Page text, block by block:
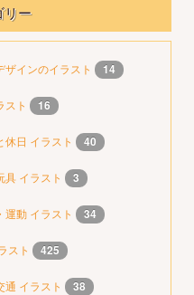
リー
ザインのイラスト 14
スト 16
休日 イラスト 40
具 イラスト 3
運動 イラスト 34
スト 425
通 イラスト 38